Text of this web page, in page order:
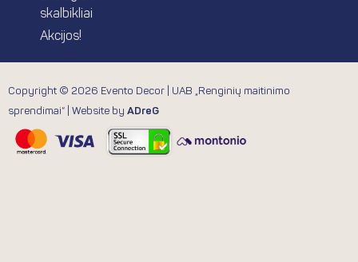
skalbikliai
Akcijos!
Copyright © 2026 Evento Decor | UAB „Renginių maitinimo
sprendimai“ | Website by ADreG